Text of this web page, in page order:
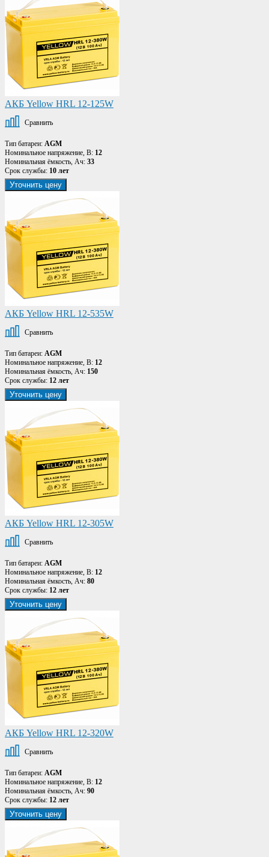
АКБ Yellow HRL 12-125W
Сравнить
Тип батареи: AGM
Номинальное напряжение, В: 12
Номинальная ёмкость, Ач: 33
Срок службы: 10 лет
Уточнить цену
АКБ Yellow HRL 12-535W
Сравнить
Тип батареи: AGM
Номинальное напряжение, В: 12
Номинальная ёмкость, Ач: 150
Срок службы: 12 лет
Уточнить цену
АКБ Yellow HRL 12-305W
Сравнить
Тип батареи: AGM
Номинальное напряжение, В: 12
Номинальная ёмкость, Ач: 80
Срок службы: 12 лет
Уточнить цену
АКБ Yellow HRL 12-320W
Сравнить
Тип батареи: AGM
Номинальное напряжение, В: 12
Номинальная ёмкость, Ач: 90
Срок службы: 12 лет
Уточнить цену